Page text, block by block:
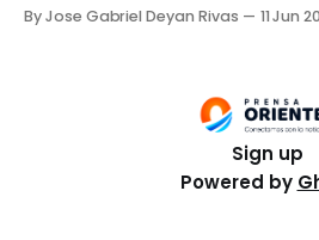
La intérprete de «Amor a primera
By Jose Gabriel Deyan Rivas 11 Jun
Sign up
Powered by